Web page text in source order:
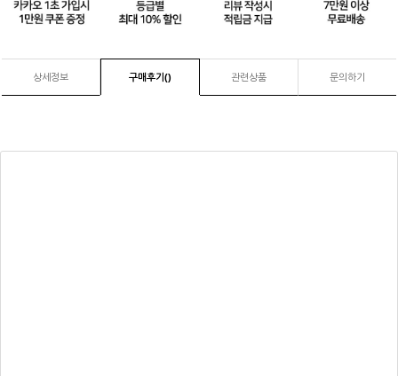
상세정보 구매후기() 관련상품 문의하기